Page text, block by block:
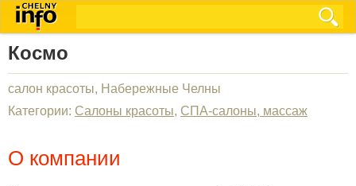
Космо
салон красоты, Набережные Челны
Категории: Салоны красоты, СПА-салоны, массаж
О компании